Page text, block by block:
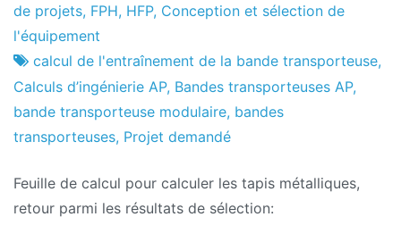
Usine
de
projets
29
le
juin
le
2024
de projets, FPH, HFP, Conception et sélection de
l'équipement
calcul de l'entraînement de la bande transporteuse,
Calculs d’ingénierie AP, Bandes transporteuses AP,
bande transporteuse modulaire, bandes
transporteuses, Projet demandé
Feuille de calcul pour calculer les tapis métalliques,
retour parmi les résultats de sélection: